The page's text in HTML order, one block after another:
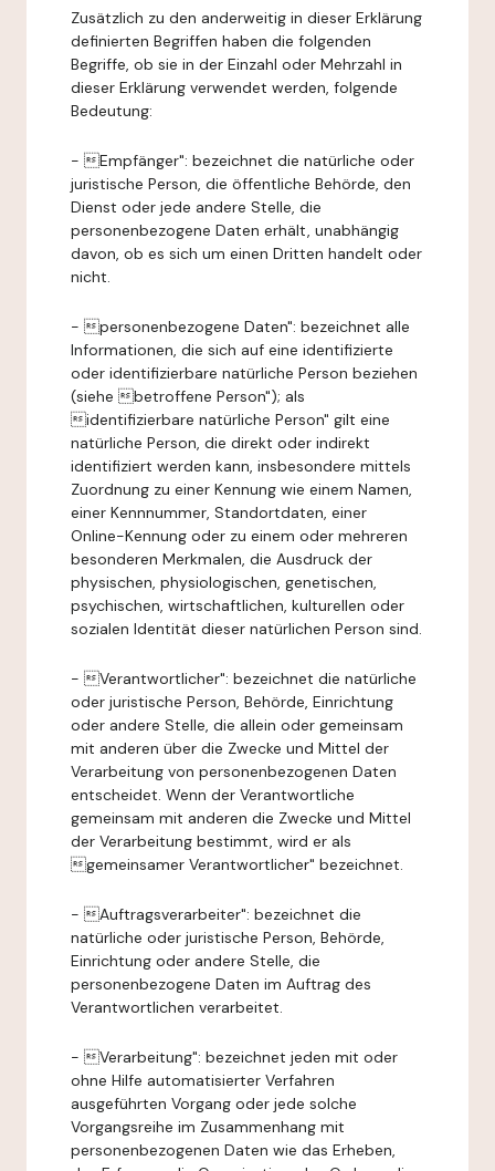
Zusätzlich zu den anderweitig in dieser Erklärung
definierten Begriffen haben die folgenden
Begriffe, ob sie in der Einzahl oder Mehrzahl in
dieser Erklärung verwendet werden, folgende
Bedeutung:
- Empfänger": bezeichnet die natürliche oder
juristische Person, die öffentliche Behörde, den
Dienst oder jede andere Stelle, die
personenbezogene Daten erhält, unabhängig
davon, ob es sich um einen Dritten handelt oder
nicht.
- personenbezogene Daten": bezeichnet alle
Informationen, die sich auf eine identifizierte
oder identifizierbare natürliche Person beziehen
(siehe betroffene Person"); als
identifizierbare natürliche Person" gilt eine
natürliche Person, die direkt oder indirekt
identifiziert werden kann, insbesondere mittels
Zuordnung zu einer Kennung wie einem Namen,
einer Kennnummer, Standortdaten, einer
Online-Kennung oder zu einem oder mehreren
besonderen Merkmalen, die Ausdruck der
physischen, physiologischen, genetischen,
psychischen, wirtschaftlichen, kulturellen oder
sozialen Identität dieser natürlichen Person sind.
- Verantwortlicher": bezeichnet die natürliche
oder juristische Person, Behörde, Einrichtung
oder andere Stelle, die allein oder gemeinsam
mit anderen über die Zwecke und Mittel der
Verarbeitung von personenbezogenen Daten
entscheidet. Wenn der Verantwortliche
gemeinsam mit anderen die Zwecke und Mittel
der Verarbeitung bestimmt, wird er als
gemeinsamer Verantwortlicher" bezeichnet.
- Auftragsverarbeiter": bezeichnet die
natürliche oder juristische Person, Behörde,
Einrichtung oder andere Stelle, die
personenbezogene Daten im Auftrag des
Verantwortlichen verarbeitet.
- Verarbeitung": bezeichnet jeden mit oder
ohne Hilfe automatisierter Verfahren
ausgeführten Vorgang oder jede solche
Vorgangsreihe im Zusammenhang mit
personenbezogenen Daten wie das Erheben,